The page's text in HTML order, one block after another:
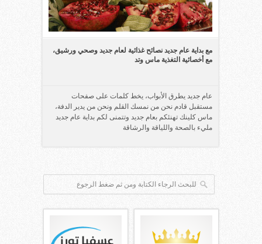
مع بداية عام جديد نصائح غذائية لعام جديد وصحي ورشيق،
مع أخصائية التغذية ماس وتد
عام جديد يطرق الأبواب، يخط كلمات على صفحات
مستقبل قادم نحن من نمسك القلم ونحن من يدير الدفة،
ماس كلينك تهنئكم بعام جديد وتتمنى لكم بداية عام جديد
مليء بالصحة واللياقة والرشاقة